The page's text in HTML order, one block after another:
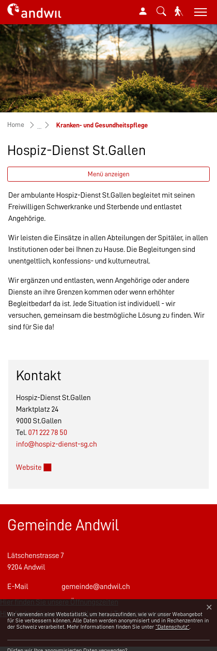
zur Startseite
Direkt zur Hauptnavigation
Direkt zum Inhalt
Direkt zur Suche
Direkt zum Stichwortverzeichnis
Home Kranken- und Gesundheitspflege(ausgewählt)
Hospiz-Dienst St.Gallen
Menü anzeigen
Der ambulante Hospiz-Dienst St.Gallen begleitet mit seinen
Freiwilligen Schwerkranke und Sterbende und entlastet
Angehörige.
Wir leisten die Einsätze in allen Abteilungen der Spitäler, in allen
Institutionen oder bei Ihnen zu Hause. Die Begleitungen sind
unentgeltlich, konfessions- und kulturneutral.
Wir ergänzen und entlasten, wenn Angehörige oder andere
Dienste an ihre Grenzen kommen oder wenn erhöhter
Begleitbedarf da ist. Jede Situation ist individuell - wir
versuchen, gemeinsam die bestmögliche Lösung zu finden. Wir
sind für Sie da!
Kontakt
Hospiz-Dienst St.Gallen
Marktplatz 24
9000 St.Gallen
Tel. 071 222 78 50
info@hospiz-dienst-sg.ch
Website
Gemeinde Andwil
Lätschenstrasse 7
9204 Andwil
E-Mail
gemeinde@andwil.ch
Hier finden Sie unsere Öffnungszeiten
Hier finden Sie unsere Abteilungen / Telefonnummern
Webstatistik
Wir verwenden eine Webstatistik, um herauszufinden, wie wir unser Webangebot
für Sie verbessern können. Alle Daten werden anonymisiert und in Rechenzentren in
der Schweiz verarbeitet. Mehr Informationen finden Sie unter“Datenschutz“
×